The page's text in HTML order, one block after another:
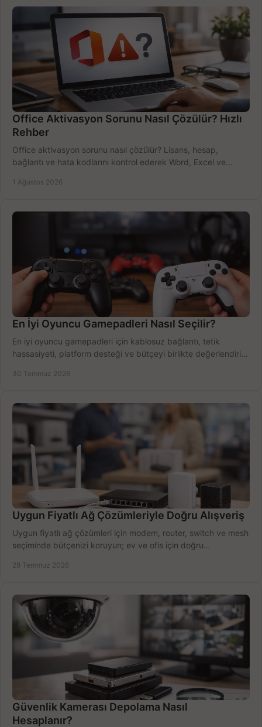
Office Aktivasyon Sorunu Nasıl Çözülür? Hızlı
Rehber
Office aktivasyon sorunu nasıl çözülür? Lisans, hesap,
bağlantı ve hata kodlarını kontrol ederek Word, Excel ve
1 Ağustos 2026
En İyi Oyuncu Gamepadleri Nasıl Seçilir?
En iyi oyuncu gamepadleri için kablosuz bağlantı, tetik
hassasiyeti, platform desteği ve bütçeyi birlikte değerlendirin;
30 Temmuz 2026
Uygun Fiyatlı Ağ Çözümleriyle Doğru Alışveriş
Uygun fiyatlı ağ çözümleri için modem, router, switch ve mesh
seçiminde bütçenizi koruyun; ev ve ofis için doğru
28 Temmuz 2026
Güvenlik Kamerası Depolama Nasıl
Hesaplanır?